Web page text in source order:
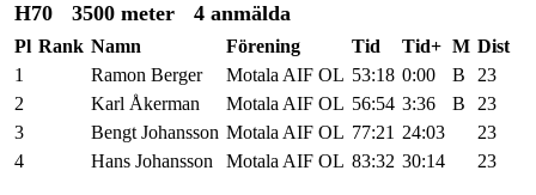
H70 3500 meter 4 anmälda
Pl Rank Namn Förening Tid Tid+ M Dist
1
Ramon Berger Motala AIF OL 53:18 0:00 B
23
2
Karl Åkerman Motala AIF OL 56:54 3:36 B
23
3
Bengt Johansson Motala AIF OL 77:21 24:03
23
4
Hans Johansson Motala AIF OL 83:32 30:14 23